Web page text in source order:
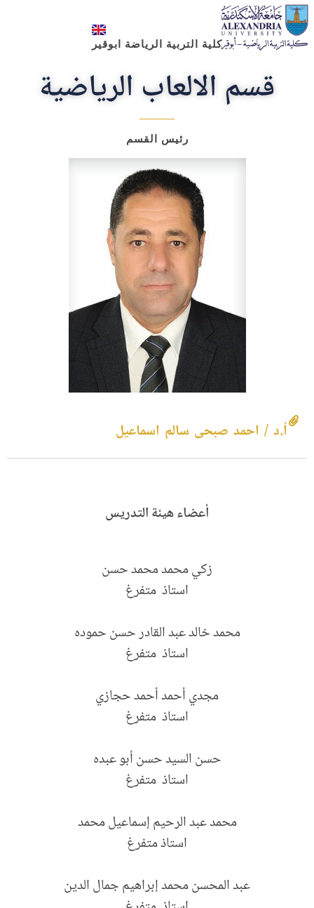
كلية التربية الرياضة ابوقير
قسم الالعاب الرياضية
رئيس القسم
أ.د / احمد صبحى سالم اسماعيل
أعضاء هيئة التدريس
زكي محمد محمد حسن
استاذ متفرغ
محمد خالد عبد القادر حسن حموده
استاذ متفرغ
مجدي أحمد أحمد حجازي
استاذ متفرغ
حسن السيد حسن أبو عبده
استاذ متفرغ
محمد عبد الرحيم إسماعيل محمد
استاذ متفرغ
عبد المحسن محمد إبراهيم جمال الدين